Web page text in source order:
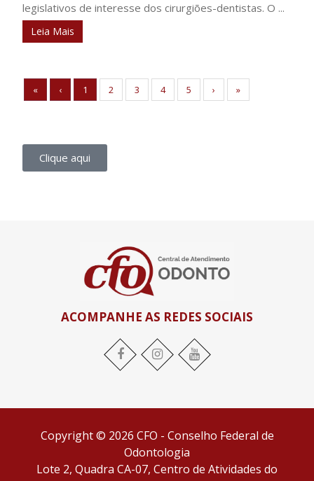
legislativos de interesse dos cirurgiões-dentistas. O ...
Leia Mais
« ‹ 1 2 3 4 5 › »
Clique aqui
ACOMPANHE AS REDES SOCIAIS
Copyright © 2026 CFO - Conselho Federal de
Odontologia
Lote 2, Quadra CA-07, Centro de Atividades do